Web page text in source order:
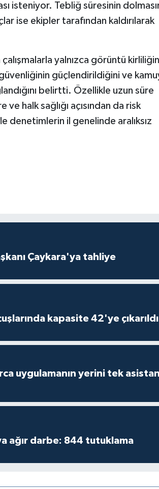
isteniyor. Tebliğ süresinin
ise ekipler tarafından kaldırılarak
yalnızca görüntü
güçlendirildiğini ve
belirtti. Özellikle uzun süre
ve halk sağlığı açısından da risk
denetimlerin il genelinde aralıksız
Çaykara'ya tahliye
kapasite 42'ye çıkarıldı
uygulamanın yerini tek asistan
ağır darbe: 844 tutuklama